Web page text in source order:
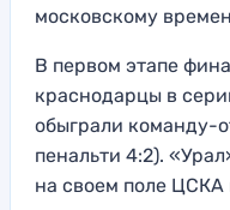
московскому
В первом этапе
краснодарцы в
обыграли команду-
пенальти 4:2).
на своем поле ЦСКА